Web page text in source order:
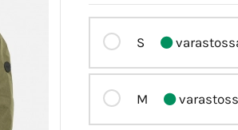
S
M